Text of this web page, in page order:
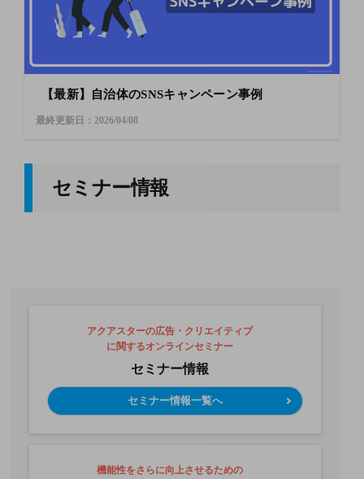
【最新】自治体のSNSキャンペーン事例
最終更新日：2026/04/08
セミナー情報
アクアスターの広告・クリエイティブ
に関するオンラインセミナー
セミナー情報
セミナー情報一覧へ
機能性をさらに向上させるための